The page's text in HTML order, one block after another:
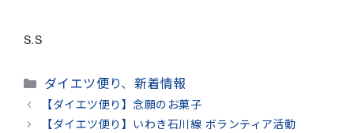
S.S
カ
テ
ゴ
ダイエツ便り、 新着情報
【ダイエツ便り】念願のお菓子
【ダイエツ便り】いわき石川線 ボランティア活動